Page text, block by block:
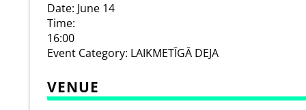
Date: June 14
Time:
16:00
Event Category: LAIKMETĪGĀ DEJA
VENUE